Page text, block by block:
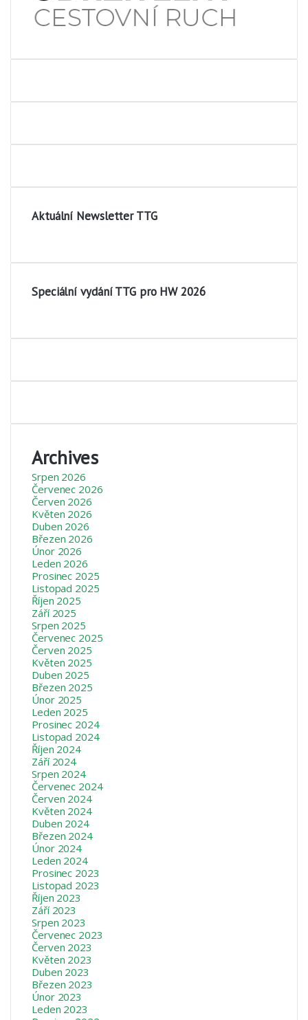
Aktuální Newsletter TTG
Speciální vydání TTG pro HW 2026
Archives
Srpen 2026
Červenec 2026
Červen 2026
Květen 2026
Duben 2026
Březen 2026
Únor 2026
Leden 2026
Prosinec 2025
Listopad 2025
Říjen 2025
Září 2025
Srpen 2025
Červenec 2025
Červen 2025
Květen 2025
Duben 2025
Březen 2025
Únor 2025
Leden 2025
Prosinec 2024
Listopad 2024
Říjen 2024
Září 2024
Srpen 2024
Červenec 2024
Červen 2024
Květen 2024
Duben 2024
Březen 2024
Únor 2024
Leden 2024
Prosinec 2023
Listopad 2023
Říjen 2023
Září 2023
Srpen 2023
Červenec 2023
Červen 2023
Květen 2023
Duben 2023
Březen 2023
Únor 2023
Leden 2023